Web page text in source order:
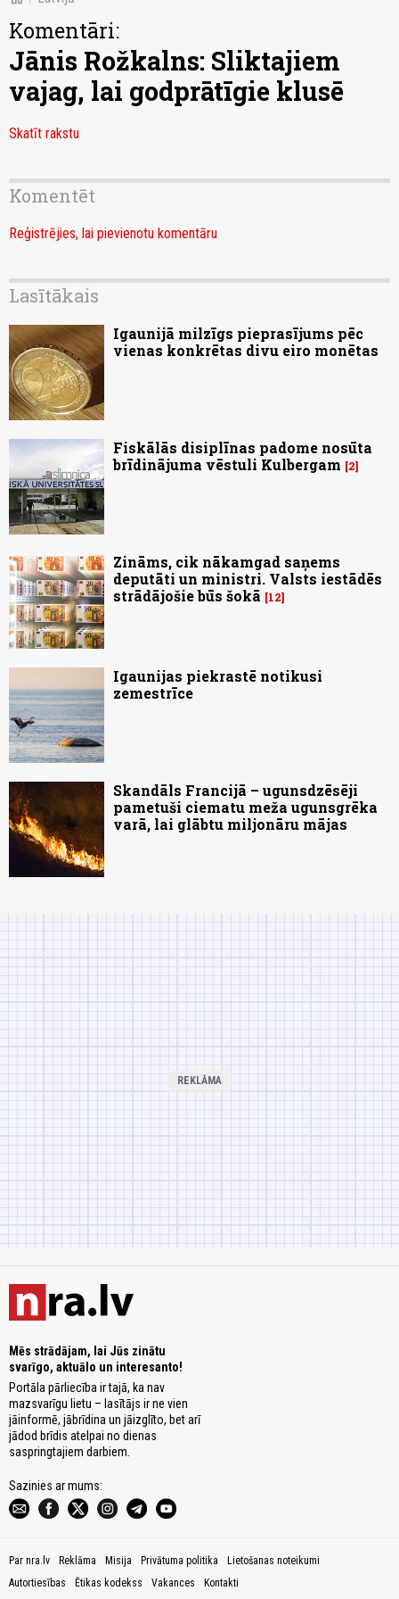
Komentāri:
Jānis Rožkalns: Sliktajiem
vajag, lai godprātīgie klusē
Skatīt rakstu
Komentēt
Reģistrējies, lai pievienotu komentāru
Lasītākais
Igaunijā milzīgs pieprasījums pēc
vienas konkrētas divu eiro monētas
Fiskālās disiplīnas padome nosūta
brīdinājuma vēstuli Kulbergam
2
Zināms, cik nākamgad saņems
deputāti un ministri. Valsts iestādēs
strādājošie būs šokā
12
Igaunijas piekrastē notikusi
zemestrīce
Skandāls Francijā – ugunsdzēsēji
pametuši ciematu meža ugunsgrēka
varā, lai glābtu miljonāru mājas
Mēs strādājam, lai Jūs zinātu
svarīgo, aktuālo un interesanto!
Portāla pārliecība ir tajā, ka nav
mazsvarīgu lietu – lasītājs ir ne vien
jāinformē, jābrīdina un jāizglīto, bet arī
jādod brīdis atelpai no dienas
saspringtajiem darbiem.
Sazinies ar mums:
Par nra.lv Reklāma Misija Privātuma politika
Lietošanas noteikumi
Autortiesības
Ētikas kodekss Vakances Kontakti